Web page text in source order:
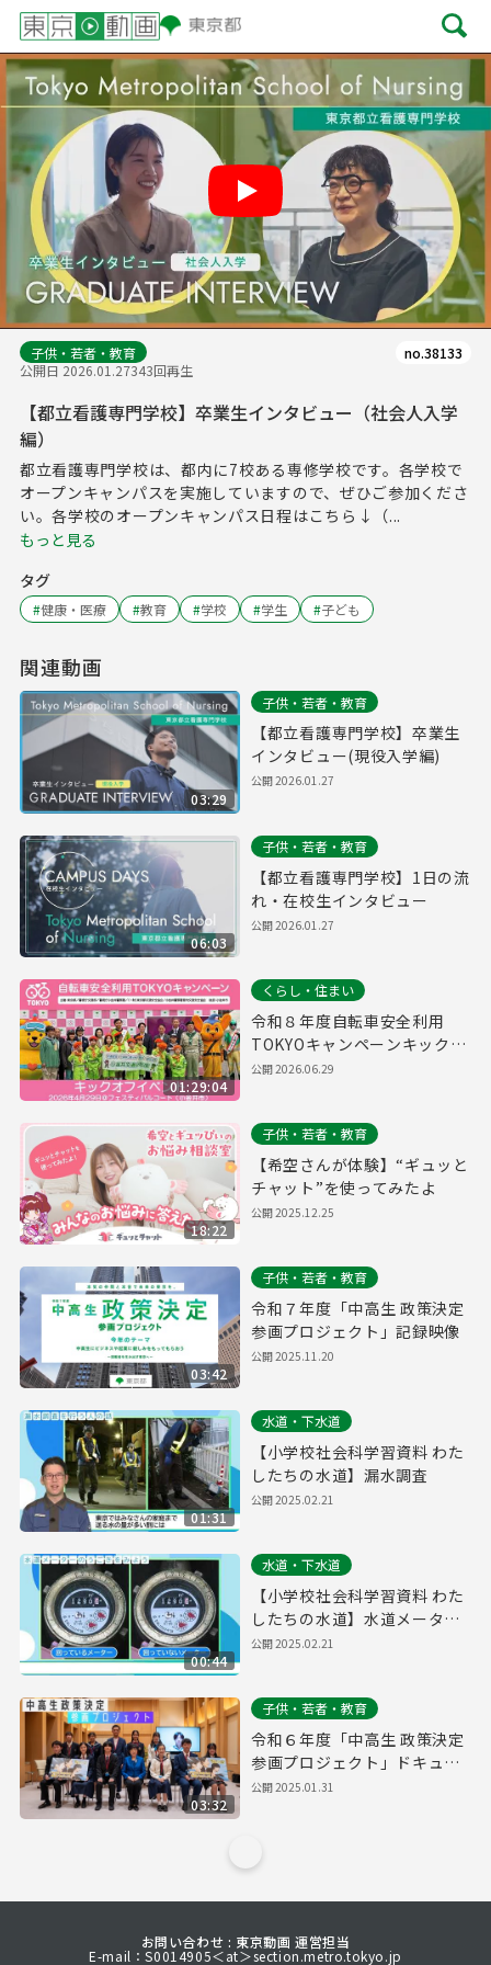
Play
子供・若者・教育
公開日 2026.01.27343回再生
no.38133
【都立看護専門学校】卒業生インタビュー（社会人入学
編）
都立看護専門学校は、都内に7校ある専修学校です。各学校で
オープンキャンパスを実施していますので、ぜひご参加くださ
い。各学校のオープンキャンパス日程はこちら↓（...
もっと見る
タグ
#健康・医療 #教育 #学校 #学生 #子ども
関連動画
03:29
子供・若者・教育
【都立看護専門学校】卒業生
インタビュー(現役入学編)
公開2026.01.27
06:03
子供・若者・教育
【都立看護専門学校】1日の流
れ・在校生インタビュー
公開2026.01.27
01:29:04
くらし・住まい
令和８年度自転車安全利用
TOKYOキャンペーンキックオ
フイベント
公開2026.06.29
18:22
子供・若者・教育
【希空さんが体験】“ギュッと
チャット”を使ってみたよ
公開2025.12.25
03:42
子供・若者・教育
令和７年度「中高生 政策決定
参画プロジェクト」記録映像
公開2025.11.20
01:31
水道・下水道
【小学校社会科学習資料 わた
したちの水道】漏水調査
公開2025.02.21
00:44
水道・下水道
【小学校社会科学習資料 わた
したちの水道】水道メータの
うごきをみよう
公開2025.02.21
03:32
子供・若者・教育
令和６年度「中高生 政策決定
参画プロジェクト」ドキュメ
ンタリー映像（Short ver.）
公開2025.01.31
お問い合わせ : 東京動画 運営担当
E-mail：S0014905＜at＞section.metro.tokyo.jp